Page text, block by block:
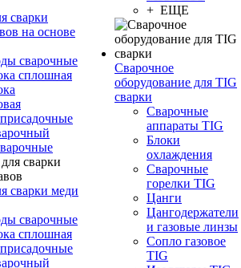
сварки
на основе
сварочные
сплошная
сварки меди
сварочные
сплошная
+ ЕЩЕ
Сварочное
оборудование для TIG
сварки
Сварочные
аппараты TIG
Блоки
охлаждения
Сварочные
горелки TIG
Цанги
Цангодержатели
и газовые линзы
Сопло газовое
TIG